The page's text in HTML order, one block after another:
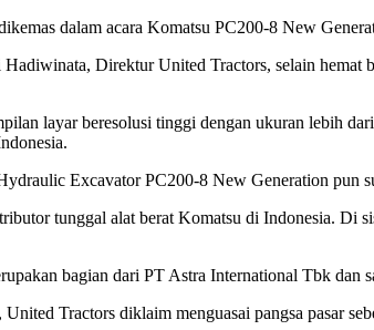
dalam acara Komatsu PC200-8 New
Direktur United Tractors, selain
layar beresolusi tinggi dengan ukuran lebih
Excavator PC200-8 New Generation pun
tunggal alat berat Komatsu di Indonesia. Di
bagian dari PT Astra International Tbk
Tractors diklaim menguasai pangsa pasar